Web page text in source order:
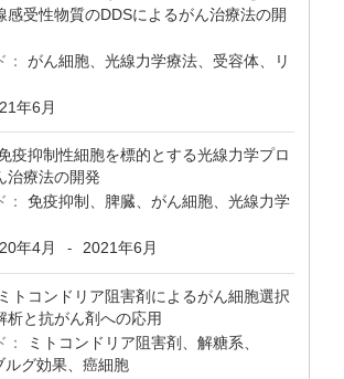
感受性物質のDDSによるがん治療法の開
がん細胞、光線力学療法、受容体、リ
年6月
疫抑制性細胞を標的とする光線力学プロ
治療法の開発
免疫抑制、脾臓、がん細胞、光線力学
年4月 - 2021年6月
ミトコンドリア阻害剤によるがん細胞選択
析と抗がん剤への応用
ミトコンドリア阻害剤、解糖系、
ルグ効果、癌細胞